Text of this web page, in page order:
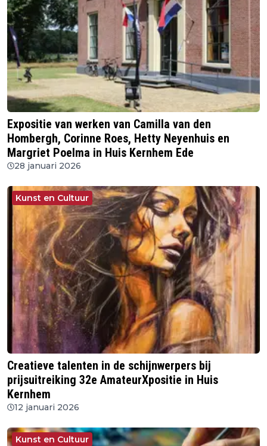
Expositie van werken van Camilla van den
Hombergh, Corinne Roes, Hetty Neyenhuis en
Margriet Poelma in Huis Kernhem Ede
28 januari 2026
Kunst en Cultuur
Creatieve talenten in de schijnwerpers bij
prijsuitreiking 32e AmateurXpositie in Huis
Kernhem
12 januari 2026
Kunst en Cultuur